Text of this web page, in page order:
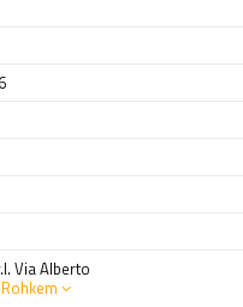
Via Alberto
Rohkem